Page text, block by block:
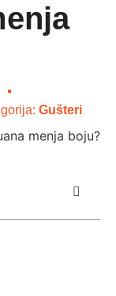
Gušteri